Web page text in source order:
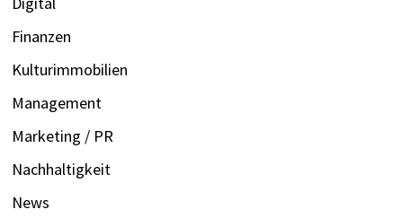
Finanzen
Kulturimmobilien
Management
Marketing / PR
Nachhaltigkeit
News